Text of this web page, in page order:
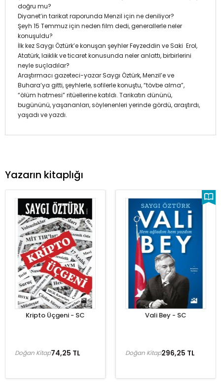
doğru mu?
Diyanet’in tarikat raporunda Menzil için ne deniliyor?
Şeyh 15 Temmuz için neden film dedi, generallerle neler
konuşuldu?
İlk kez Saygı Öztürk’e konuşan şeyhler Feyzeddin ve Saki Erol,
Atatürk, laiklik ve ticaret konusunda neler anlattı, birbirlerini
neyle suçladılar?
Araştırmacı gazeteci-yazar Saygı Öztürk, Menzil’e ve
Buhara’ya gitti, şeyhlerle, sofilerle konuştu, “tövbe alma”,
“ölüm hatmesi” ritüellerine katıldı. Tarikatın dününü,
bugününü, yaşananları, söylenenleri yerinde gördü, araştırdı,
yaşadı ve yazdı.
Yazarın kitaplığı
Kripto Üçgeni - SC
74,25 TL
Doğan Kitap
Vali Bey - SC
296,25 TL
Doğan Kitap